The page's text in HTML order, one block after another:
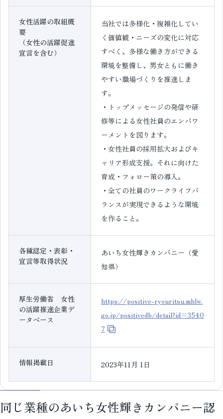
女性活躍の取組概
要
（女性の活躍促進
宣言を含む）
当社では多様化・複雑化してい
く価値観・ニーズの変化に対応
すべく、多様な働き方ができる
環境を整備し、男女ともに働き
やすい職場づくりを推進しま
す。
・トップメッセージの発信や研
修等による女性社員のエンパワ
ーメントを図ります。
・女性社員の採用拡大およびキ
ャリア形成支援。それに向けた
育成・フォロー策の導入。
・全ての社員のワークライフバ
ランスが実現できるような環境
を作ること。
各種認定・表彰・
宣言等取得状況
あいち女性輝きカンパニー（愛
知県）
厚生労働省 女性
の活躍推進企業デ
ータベース
https://positive-ryouritsu.mhlw.
go.jp/positivedb/detail?id=3540
7
情報掲載日 2023年11月 1日
同じ業種のあいち女性輝きカンパニー認